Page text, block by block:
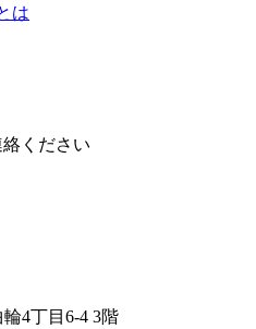
は
ください
4丁目6-4 3階